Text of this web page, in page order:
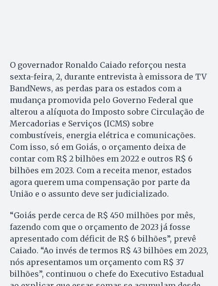
O governador Ronaldo Caiado reforçou nesta
sexta-feira, 2, durante entrevista à emissora de TV
BandNews, as perdas para os estados com a
mudança promovida pelo Governo Federal que
alterou a alíquota do Imposto sobre Circulação de
Mercadorias e Serviços (ICMS) sobre
combustíveis, energia elétrica e comunicações.
Com isso, só em Goiás, o orçamento deixa de
contar com R$ 2 bilhões em 2022 e outros R$ 6
bilhões em 2023. Com a receita menor, estados
agora querem uma compensação por parte da
União e o assunto deve ser judicializado.
“Goiás perde cerca de R$ 450 milhões por mês,
fazendo com que o orçamento de 2023 já fosse
apresentado com déficit de R$ 6 bilhões”, prevê
Caiado. “Ao invés de termos R$ 43 bilhões em 2023,
nós apresentamos um orçamento com R$ 37
bilhões”, continuou o chefe do Executivo Estadual